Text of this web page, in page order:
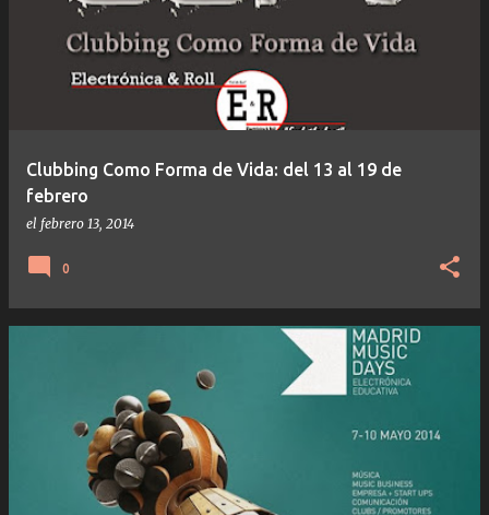
Clubbing Como Forma de Vida: del 13 al 19 de
febrero
el febrero 13, 2014
0